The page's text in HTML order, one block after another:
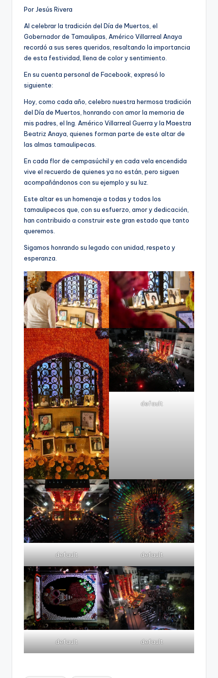
Por Jesús Rivera
Al celebrar la tradición del Día de Muertos, el
Gobernador de Tamaulipas, Américo Villarreal Anaya
recordó a sus seres queridos, resaltando la importancia
de esta festividad, llena de color y sentimiento.
En su cuenta personal de Facebook, expresó lo
siguiente:
Hoy, como cada año, celebro nuestra hermosa tradición
del Día de Muertos, honrando con amor la memoria de
mis padres, el Ing. Américo Villarreal Guerra y la Maestra
Beatriz Anaya, quienes forman parte de este altar de
las almas tamaulipecas.
En cada flor de cempasúchil y en cada vela encendida
vive el recuerdo de quienes ya no están, pero siguen
acompañándonos con su ejemplo y su luz.
Este altar es un homenaje a todas y todos los
tamaulipecos que, con su esfuerzo, amor y dedicación,
han contribuido a construir este gran estado que tanto
queremos.
Sigamos honrando su legado con unidad, respeto y
esperanza.
default
default default
default default